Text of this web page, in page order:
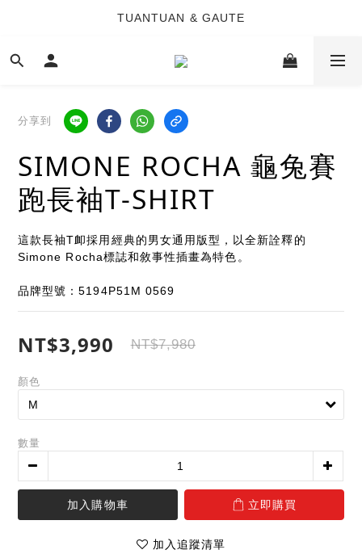
TUANTUAN & GAUTE
TUANTUAN & GAUTE
新會員註冊即贈 NT$100 購物金
分享到
SIMONE ROCHA 龜兔賽
跑長袖T-SHIRT
這款長袖T卹採用經典的男女通用版型，以全新詮釋的
Simone Rocha標誌和敘事性插畫為特色。
品牌型號：5194P51M 0569
NT$3,990 NT$7,980
顏色
數量
加入購物車 立即購買
加入追蹤清單